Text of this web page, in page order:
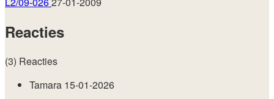
Reacties
(3) Reacties
Tamara 15-01-2026